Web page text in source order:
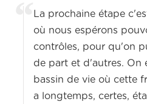
La prochaine étape
où nous espérons
contrôles, pour qu'on
de part et d'autres. On
bassin de vie où cette
a longtemps, certes,